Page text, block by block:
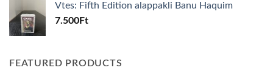
Vtes: Fifth Edition alappakli Banu Haquim
7.500Ft
FEATURED PRODUCTS